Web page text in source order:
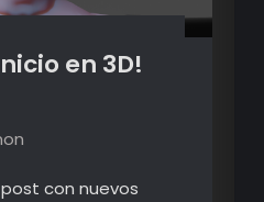
en 3D!
con nuevos